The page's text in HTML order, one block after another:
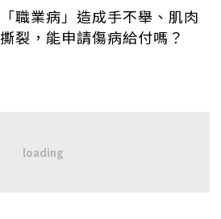
「職業病」造成手不舉、肌肉
撕裂，能申請傷病給付嗎？